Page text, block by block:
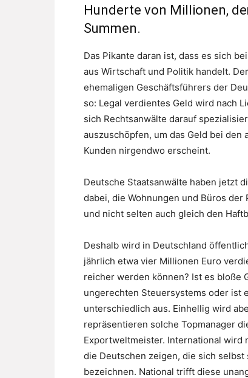
Hunderte von Millionen,
Summen.
Das Pikante daran ist, dass es sich
aus Wirtschaft und Politik handelt.
ehemaligen Geschäftsführers der
so: Legal verdientes Geld wird nach
sich Rechtsanwälte darauf
auszuschöpfen, um das Geld bei den
Kunden nirgendwo erscheint.
Deutsche Staatsanwälte haben jetzt
dabei, die Wohnungen und Büros
und nicht selten auch gleich den
Deshalb wird in Deutschland
jährlich etwa vier Millionen Euro
reicher werden können? Ist es bloße
ungerechten Steuersystems oder ist
unterschiedlich aus. Einhellig wird
repräsentieren solche Topmanager
Exportweltmeister. International wird
die Deutschen zeigen, die sich
bezeichnen. National trifft diese